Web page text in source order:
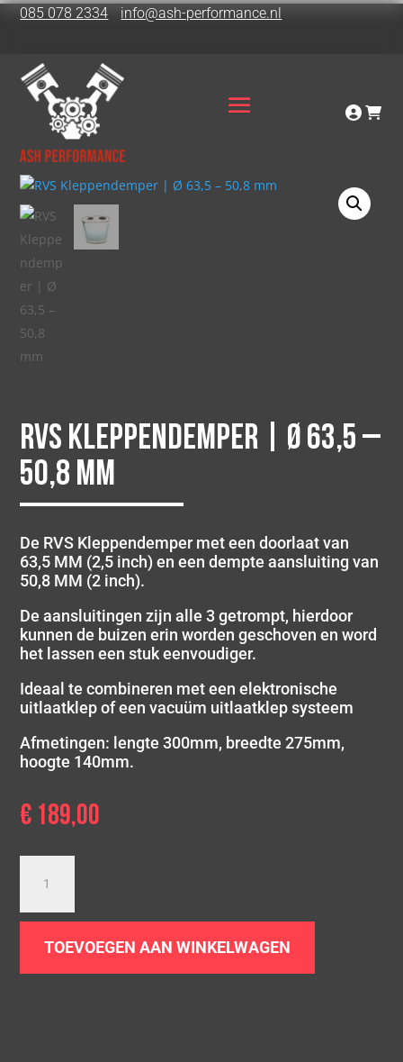
085 078 2334 info@ash-performance.nl
RVS Kleppendemper | Ø 63,5 –
50,8 mm
De RVS Kleppendemper met een doorlaat van
63,5 MM (2,5 inch) en een dempte aansluiting van
50,8 MM (2 inch).
De aansluitingen zijn alle 3 getrompt, hierdoor
kunnen de buizen erin worden geschoven en word
het lassen een stuk eenvoudiger.
Ideaal te combineren met een elektronische
uitlaatklep of een vacuüm uitlaatklep systeem
Afmetingen: lengte 300mm, breedte 275mm,
hoogte 140mm.
€ 189,00
Kleppendemper
Ø
63,5TOEVOEGEN AAN WINKELWAGEN